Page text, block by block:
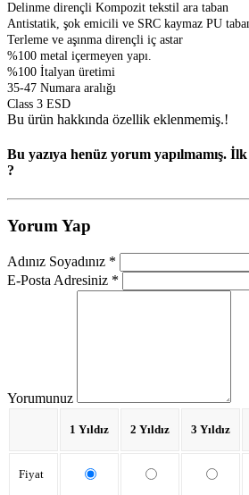
Delinme dirençli Kompozit tekstil ara taban
Antistatik, şok emicili ve SRC kaymaz PU
Terleme ve aşınma dirençli iç astar
%100 metal içermeyen yapı.
%100 İtalyan üretimi
35-47 Numara aralığı
Class 3 ESD
Bu ürün hakkında özellik eklenmemiş.!
Bu yazıya henüz yorum yapılmamış.
?
Yorum Yap
Adınız Soyadınız *
E-Posta Adresiniz *
Yorumunuz
1 Yıldız 2 Yıldız 3 Yıldız
Fiyat